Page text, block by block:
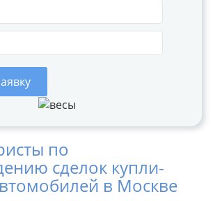
по
сделок купли-
в Москве